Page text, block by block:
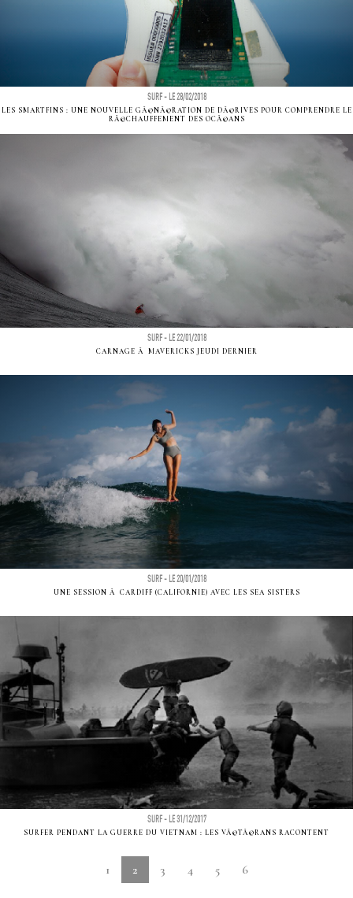
SURF - LE 28/02/2018
LES SMARTFINS : UNE NOUVELLE GÃ©NÃ©RATION DE DÃ©RIVES POUR COMPRENDRE LE
RÃ©CHAUFFEMENT DES OCÃ©ANS
SURF - LE 22/01/2018
CARNAGE Ã MAVERICKS JEUDI DERNIER
SURF - LE 20/01/2018
UNE SESSION Ã CARDIFF (CALIFORNIE) AVEC LES SEA SISTERS
SURF - LE 31/12/2017
SURFER PENDANT LA GUERRE DU VIETNAM : LES VÃ©TÃ©RANS RACONTENT
1 2 3 4 5 6